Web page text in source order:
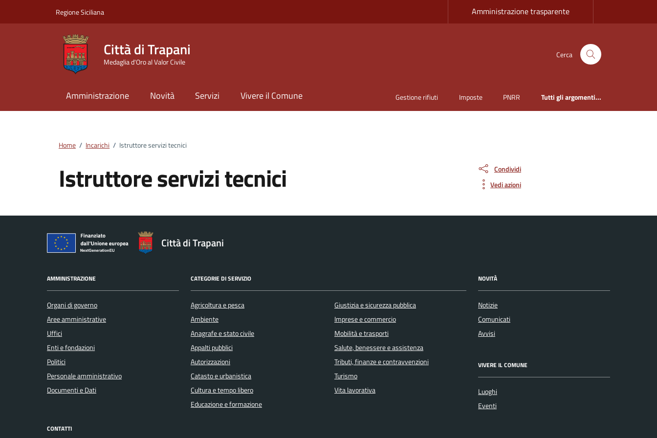
Regione Siciliana Amministrazione trasparente
Città di Trapani
Medaglia d'Oro al Valor Civile
Cerca
Amministrazione Novità Servizi Vivere il Comune Gestione rifiuti Imposte PNRR Tutti gli argomenti...
Home / Incarichi / Istruttore servizi tecnici
Istruttore servizi tecnici
Condividi
Vedi azioni
Città di Trapani
AMMINISTRAZIONE
Organi di governo
Aree amministrative
Uffici
Enti e fondazioni
Politici
Personale amministrativo
Documenti e Dati
CATEGORIE DI SERVIZIO
Agricoltura e pesca
Ambiente
Anagrafe e stato civile
Appalti pubblici
Autorizzazioni
Catasto e urbanistica
Cultura e tempo libero
Educazione e formazione
Giustizia e sicurezza pubblica
Imprese e commercio
Mobilità e trasporti
Salute, benessere e assistenza
Tributi, finanze e contravvenzioni
Turismo
Vita lavorativa
NOVITÀ
Notizie
Comunicati
Avvisi
VIVERE IL COMUNE
Luoghi
Eventi
CONTATTI